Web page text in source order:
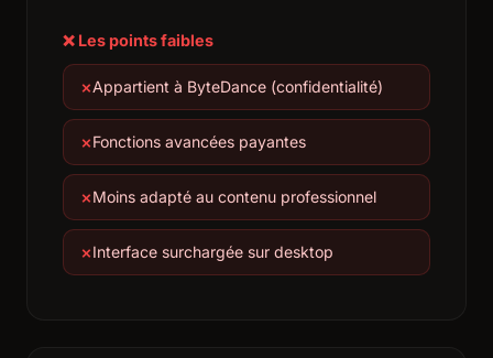
❌ Les points faibles
Appartient à ByteDance (confidentialité)
Fonctions avancées payantes
Moins adapté au contenu professionnel
Interface surchargée sur desktop